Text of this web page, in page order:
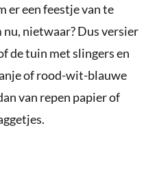
er een feestje van te
nu, nietwaar? Dus versier
de tuin met slingers en
of rood-wit-blauwe
van repen papier of